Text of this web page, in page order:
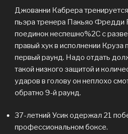
Джованни Кабрера
пьэра тренера Пакьяо Фредди
поединок неспешно%2C с
правый хук в исполнении Круза
первый раунд. Надо отдать
такой низкого защитой и
ударов в голову он неплохо
обратно 9-й раунд.
37-летний Усик одержал 21
профессиональном боксе.